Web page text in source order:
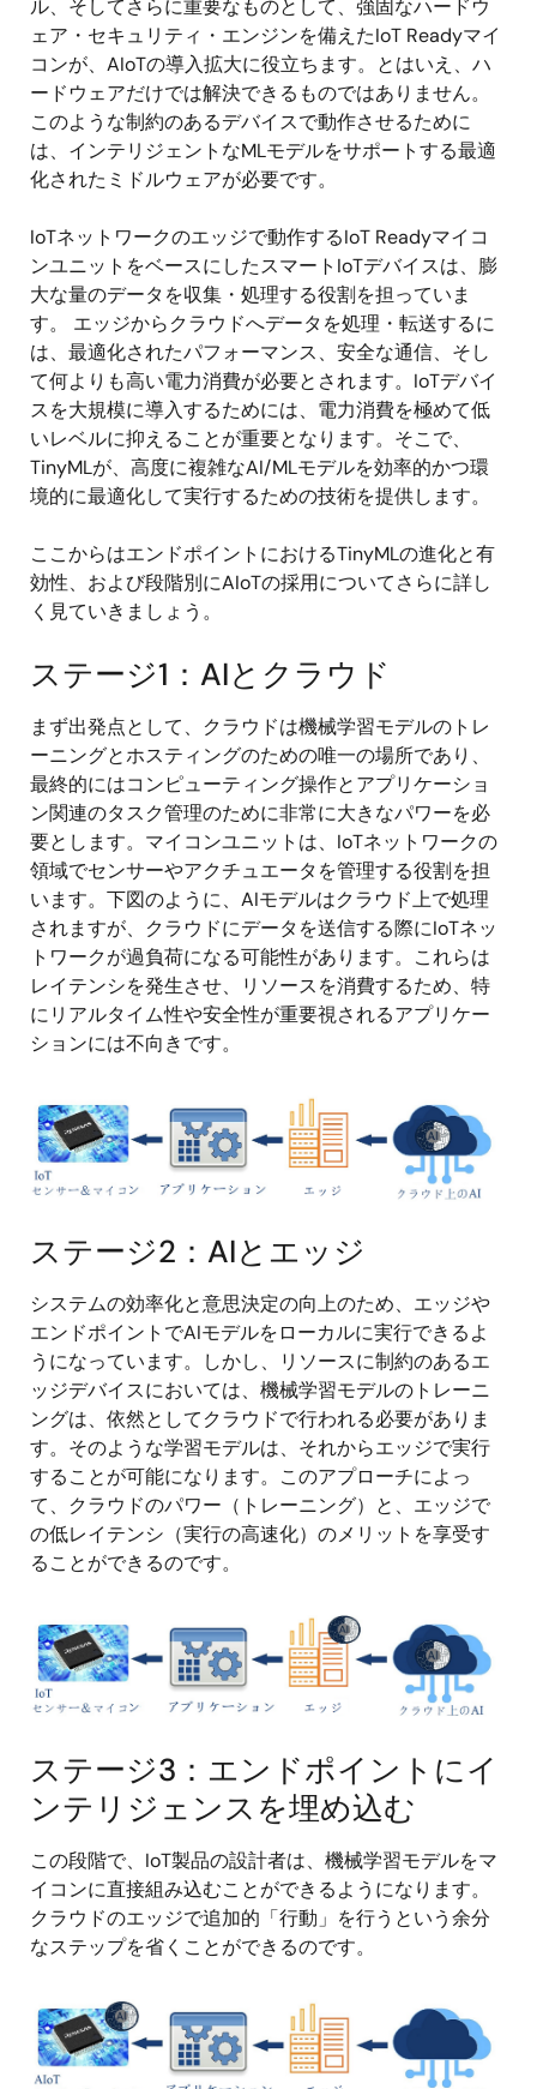
ル、そしてさらに重要なものとして、強固なハードウ
ェア・セキュリティ・エンジンを備えたIoT Readyマイ
コンが、AIoTの導入拡大に役立ちます。とはいえ、ハ
ードウェアだけでは解決できるものではありません。
このような制約のあるデバイスで動作させるために
は、インテリジェントなMLモデルをサポートする最適
化されたミドルウェアが必要です。
IoTネットワークのエッジで動作するIoT Readyマイコ
ンユニットをベースにしたスマートIoTデバイスは、膨
大な量のデータを収集・処理する役割を担っていま
す。 エッジからクラウドへデータを処理・転送するに
は、最適化されたパフォーマンス、安全な通信、そし
て何よりも高い電力消費が必要とされます。IoTデバイ
スを大規模に導入するためには、電力消費を極めて低
いレベルに抑えることが重要となります。そこで、
TinyMLが、高度に複雑なAI/MLモデルを効率的かつ環
境的に最適化して実行するための技術を提供します。
ここからはエンドポイントにおけるTinyMLの進化と有
効性、および段階別にAIoTの採用についてさらに詳し
く見ていきましょう。
ステージ1：AIとクラウド
まず出発点として、クラウドは機械学習モデルのトレ
ーニングとホスティングのための唯一の場所であり、
最終的にはコンピューティング操作とアプリケーショ
ン関連のタスク管理のために非常に大きなパワーを必
要とします。マイコンユニットは、IoTネットワークの
領域でセンサーやアクチュエータを管理する役割を担
います。下図のように、AIモデルはクラウド上で処理
されますが、クラウドにデータを送信する際にIoTネッ
トワークが過負荷になる可能性があります。これらは
レイテンシを発生させ、リソースを消費するため、特
にリアルタイム性や安全性が重要視されるアプリケー
ションには不向きです。
画
像
ステージ2：AIとエッジ
システムの効率化と意思決定の向上のため、エッジや
エンドポイントでAIモデルをローカルに実行できるよ
うになっています。しかし、リソースに制約のあるエ
ッジデバイスにおいては、機械学習モデルのトレーニ
ングは、依然としてクラウドで行われる必要がありま
す。そのような学習モデルは、それからエッジで実行
することが可能になります。このアプローチによっ
て、クラウドのパワー（トレーニング）と、エッジで
の低レイテンシ（実行の高速化）のメリットを享受す
ることができるのです。
画
像
ステージ3：エンドポイントにイ
ンテリジェンスを埋め込む
この段階で、IoT製品の設計者は、機械学習モデルをマ
イコンに直接組み込むことができるようになります。
クラウドのエッジで追加的「行動」を行うという余分
なステップを省くことができるのです。
画
像